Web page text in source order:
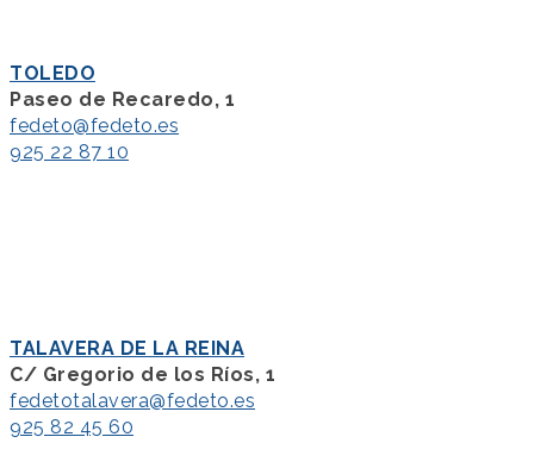
TOLEDO
Paseo de Recaredo, 1
fedeto@fedeto.es
925 22 87 10
TALAVERA DE LA REINA
C/ Gregorio de los Ríos, 1
fedetotalavera@fedeto.es
925 82 45 60